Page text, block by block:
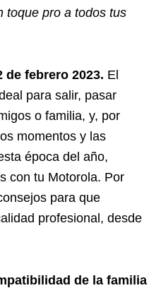
toque pro a todos tus
de febrero 2023. El
para salir, pasar
o familia, y, por
momentos y las
época del año,
con tu Motorola. Por
para que
profesional, desde
de la familia